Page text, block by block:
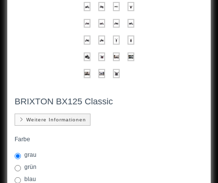
BRIXTON BX125 Classic
Weitere Informationen
Farbe
grau
grün
blau